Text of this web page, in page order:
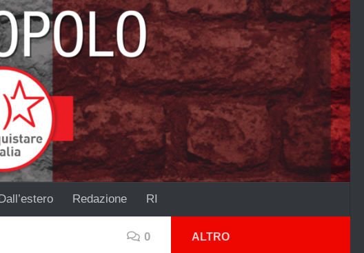
Dall’estero Redazione RI
0 ALTRO